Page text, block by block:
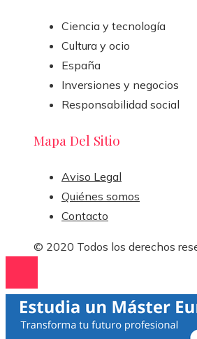
Ciencia y tecnología
Cultura y ocio
España
Inversiones y negocios
Responsabilidad social
Mapa Del Sitio
Aviso Legal
Quiénes somos
Contacto
© 2020 Todos los derechos